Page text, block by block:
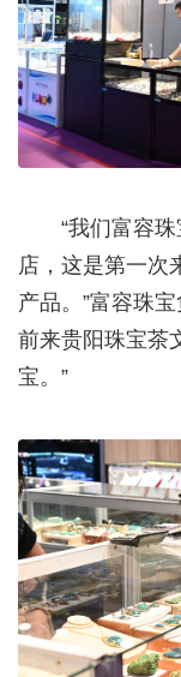
“我们富容珠
店，这是第一次
产品。”富容珠
前来贵阳珠宝茶
宝。”